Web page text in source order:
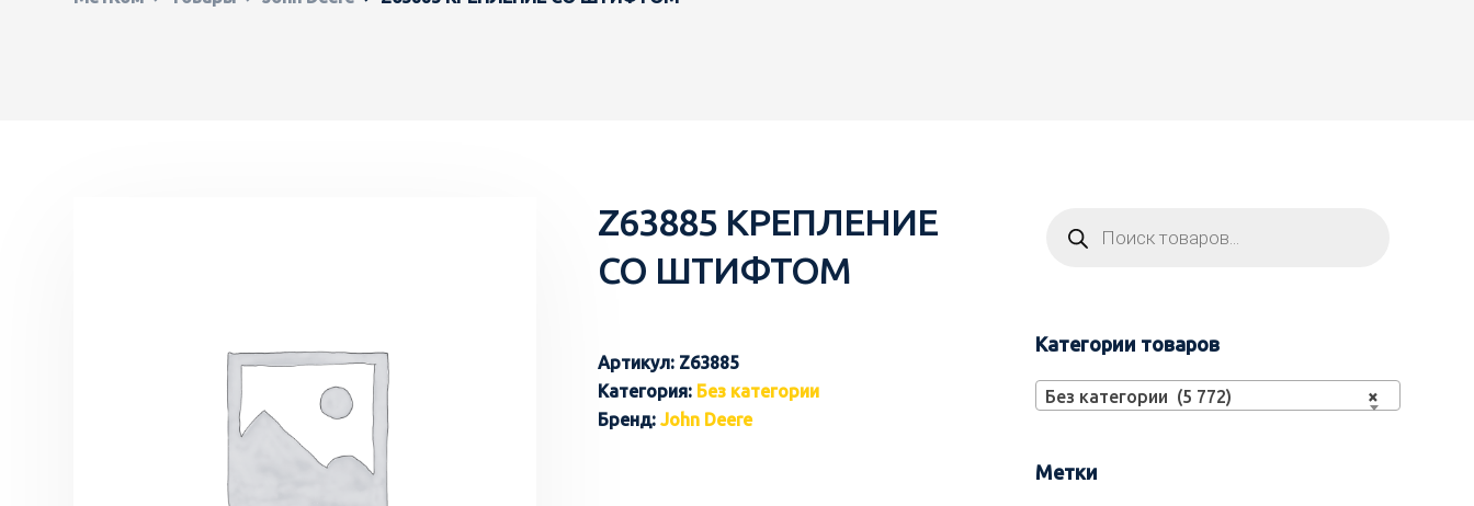
Z63885 КРЕПЛЕНИЕ
СО ШТИФТОМ
Артикул: Z63885
Категория: Без категории
Бренд: John Deere
Категории товаров
×
Без категории (5 772)
Метки